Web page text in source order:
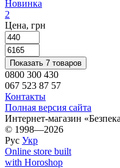
Новинка
2
Цена, грн
Показать 7 товаров
0800 300 430
067 523 87 57
Контакты
Полная версия сайта
Интернет-магазин
© 1998—2026
Рус Укр
Online store built
with Horoshop